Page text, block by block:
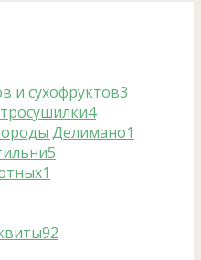
и сухофруктов3
4
Делимано1
5
1
92